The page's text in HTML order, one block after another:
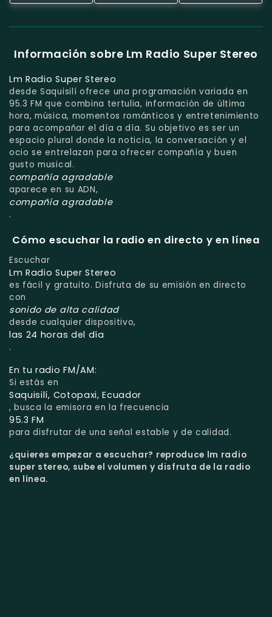
Información sobre Lm Radio Super Stereo
Lm Radio Super Stereo
desde Saquisilí ofrece una programación variada en
95.3 FM que combina tertulia, información de última
hora, música, momentos románticos y entretenimiento
para acompañar el día a día. Su objetivo es ser un
espacio plural donde la noticia, la conversación y el
ocio se entrelazan para ofrecer compañía y buen
gusto musical.
compañía agradable
aparece en su ADN,
compañía agradable
.
Cómo escuchar la radio en directo y en línea
Escuchar
Lm Radio Super Stereo
es fácil y gratuito. Disfruta de su emisión en directo
con
sonido de alta calidad
desde cualquier dispositivo,
las 24 horas del día
.
En tu radio FM/AM:
Si estás en
Saquisilí, Cotopaxi, Ecuador
, busca la emisora en la frecuencia
95.3 FM
para disfrutar de una señal estable y de calidad.
¿quieres empezar a escuchar? reproduce lm radio
super stereo, sube el volumen y disfruta de la radio
en línea.